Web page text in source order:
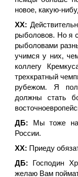
новое, какую-
ХХ:
рыболовов. Но я
рыболовами
учимся у них,
коллегу
трехкратный
рубежом. Я
должны стать
ДБ: Мы тоже
России.
ХХ: Приеду
ДБ: Господин
желаю Вам